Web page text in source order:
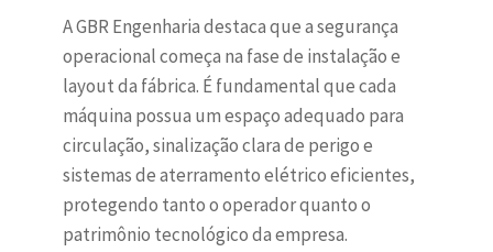
A GBR Engenharia destaca que a segurança
operacional começa na fase de instalação e
layout da fábrica. É fundamental que cada
máquina possua um espaço adequado para
circulação, sinalização clara de perigo e
sistemas de aterramento elétrico eficientes,
protegendo tanto o operador quanto o
patrimônio tecnológico da empresa.